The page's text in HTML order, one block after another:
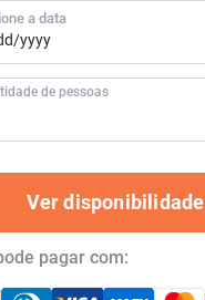
a data
de pessoas
Ver disponibilidade
pagar com: